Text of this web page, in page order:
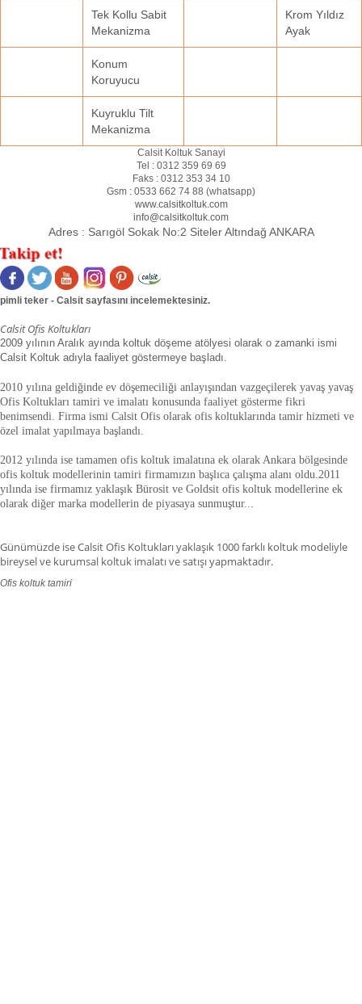
Tek Kollu Sabit
Mekanizma
Krom Yıldız
Ayak
Konum
Koruyucu
Kuyruklu Tilt
Mekanizma
Calsit Koltuk Sanayi
Tel : 0312 359 69 69
Faks : 0312 353 34 10
Gsm : 0533 662 74 88 (whatsapp)
www.calsitkoltuk.com
info@calsitkoltuk.com
Adres : Sarıgöl Sokak No:2 Siteler Altındağ ANKARA
pimli teker - Calsit sayfasını incelemektesiniz.
Calsit Ofis Koltukları
2009 yılının Aralık ayında koltuk döşeme atölyesi olarak o zamanki ismi
Calsit Koltuk adıyla faaliyet göstermeye başladı.
2010 yılına geldiğinde ev döşemeciliği anlayışından vazgeçilerek yavaş yavaş
Ofis Koltukları tamiri ve imalatı konusunda faaliyet gösterme fikri
benimsendi. Firma ismi Calsit Ofis olarak ofis koltuklarında tamir hizmeti ve
özel imalat yapılmaya başlandı.
2012 yılında ise tamamen ofis koltuk imalatına ek olarak Ankara bölgesinde
ofis koltuk modellerinin tamiri firmamızın başlıca çalışma alanı oldu. 2011
yılında ise firmamız yaklaşık Bürosit ve Goldsit ofis koltuk modellerine ek
olarak diğer marka modellerin de piyasaya sunmuştur.
Günümüzde ise Calsit Ofis Koltukları yaklaşık 1000 farklı koltuk modeliyle
bireysel ve kurumsal koltuk imalatı ve satışı yapmaktadır.
Ofis koltuk tamiri